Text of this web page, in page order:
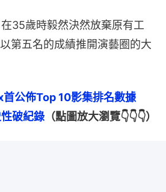
35歲時毅然決然放棄原有工
第五名的成績推開演藝圈的大
公佈Top 10影集排名數據
破紀錄 （點圖放大瀏覽👇👇👇）